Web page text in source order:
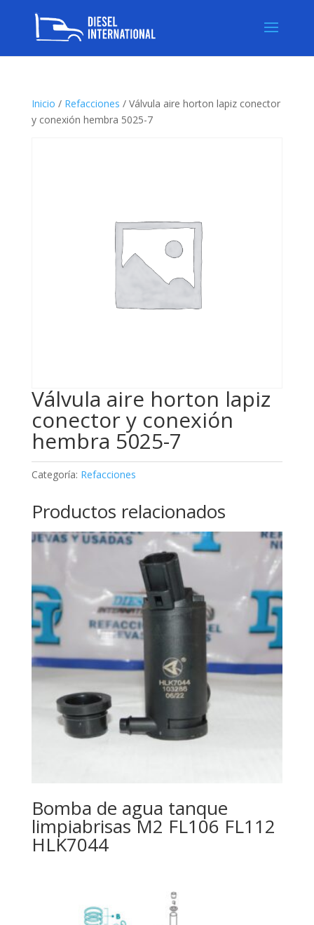
Inicio / Refacciones / Válvula aire horton lapiz conector
y conexión hembra 5025-7
Válvula aire horton lapiz
conector y conexión
hembra 5025-7
Categoría: Refacciones
Productos relacionados
Bomba de agua tanque
limpiabrisas M2 FL106 FL112
HLK7044